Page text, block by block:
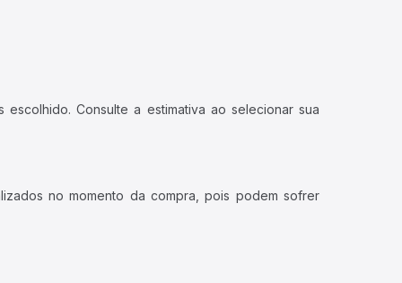
Consulte a estimativa ao selecionar sua
no momento da compra, pois podem sofrer